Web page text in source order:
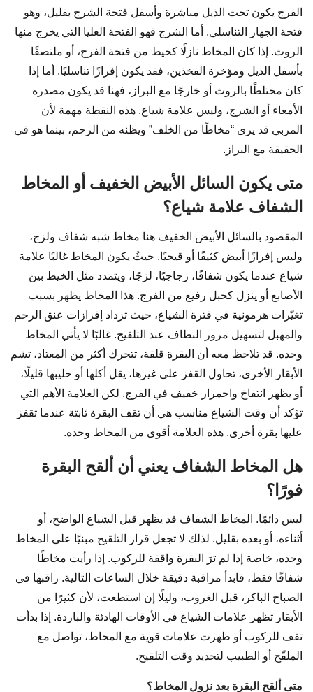
الفرج يكون تحت الذيل مباشرة وأسفل فتحة الشرج بقليل، وهو
فتحة الجهاز التناسلي. أما الشرج فهو الفتحة العليا التي يخرج منها
الروث. إذا كان المخاط نازلًا كخيط من فتحة الفرج، أو ملتصقًا
بأسفل الذيل ومؤخرة الفخذين، فقد يكون إفرازًا تناسليًا. أما إذا
كان مختلطًا بالروث أو خارجًا مع البراز، فهنا قد يكون مصدره
الأمعاء أو الشرج، وليس علامة شياع. هذه النقطة مهمة لأن
المربي قد يرى “مخاطًا من الخلف” ويظنه من الرحم، بينما هو في
الحقيقة مع البراز.
متى يكون السائل الأبيض الخفيف أو المخاط
الشفاف علامة شياع؟
المقصود بالسائل الأبيض الخفيف هنا مخاط شبه شفاف ولزج،
وليس إفرازًا أبيض كثيفًا أو قيحيًا. حيثُ يكون المخاط غالبًا علامة
شياع عندما يكون شفافًا، زجاجيًا، لزجًا، ويتمدد مثل الخيط بين
الأصابع أو ينزل كحبل رفيع من الفرج. هذا المخاط يظهر بسبب
تغيّرات هرمونية في فترة الشياع، حيث تزداد إفرازات عنق الرحم
والمهبل لتسهيل مرور النطاف عند التلقيح. غالبًا لا يأتي المخاط
وحده. قد تلاحظ معه أن البقرة قلقة، تتحرك أكثر من المعتاد، تشم
الأبقار الأخرى، تحاول القفز على غيرها، يقل أكلها أو حليبها قليلًا،
أو يظهر انتفاخ واحمرار خفيف في الفرج. لكن العلامة الأهم التي
تؤكد أن وقت الشياع مناسب هي أن تقف البقرة ثابتة عندما تقفز
عليها بقرة أخرى. هذه العلامة أقوى من المخاط وحده.
هل المخاط الشفاف يعني أن ألقح البقرة
فورًا؟
ليس دائمًا. المخاط الشفاف قد يظهر قبل الشياع الواضح، أو
أثناءه، أو بعده بقليل. لذلك لا تجعل قرار التلقيح مبنيًا على المخاط
وحده، خاصة إذا لم ترَ البقرة واقفة للركوب. إذا رأيت مخاطًا
شفافًا فقط، فابدأ مراقبة دقيقة خلال الساعات التالية. راقبها في
الصباح الباكر، قبل الغروب، وليلًا إن استطعت، لأن كثيرًا من
الأبقار تظهر علامات الشياع في الأوقات الهادئة والباردة. إذا بدأت
تقف للركوب أو ظهرت علامات قوية مع المخاط، تواصل مع
الملقّح أو الطبيب لتحديد وقت التلقيح.
متى ألقح البقرة بعد نزول المخاط؟